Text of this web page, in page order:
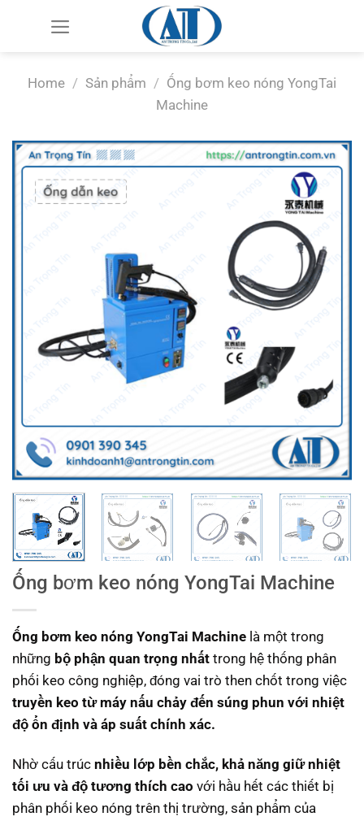
dungHome / Sản phẩm / Ống bơm keo nóng YongTai
Machine
Ống bơm keo nóng YongTai Machine
Ống bơm keo nóng YongTai Machine là một trong
những bộ phận quan trọng nhất trong hệ thống phân
phối keo công nghiệp, đóng vai trò then chốt trong việc
truyền keo từ máy nấu chảy đến súng phun với nhiệt
độ ổn định và áp suất chính xác.
Nhờ cấu trúc nhiều lớp bền chắc, khả năng giữ nhiệt
tối ưu và độ tương thích cao với hầu hết các thiết bị
phân phối keo nóng trên thị trường, sản phẩm của